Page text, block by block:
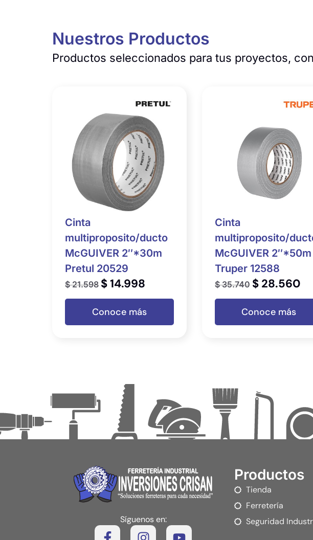
Nuestros Productos
Productos seleccionados para tus proyectos,
Cinta
multiproposito/ducto
McGUIVER 2″*30m
Pretul 20529
$21.598 $14.998
Conoce más
Cinta
multiproposito/
McGUIVER 2″*50m
Truper 12588
$35.740 $28.560
Conoce más
Síguenos en:
Productos
Tienda
Ferretería
Seguridad